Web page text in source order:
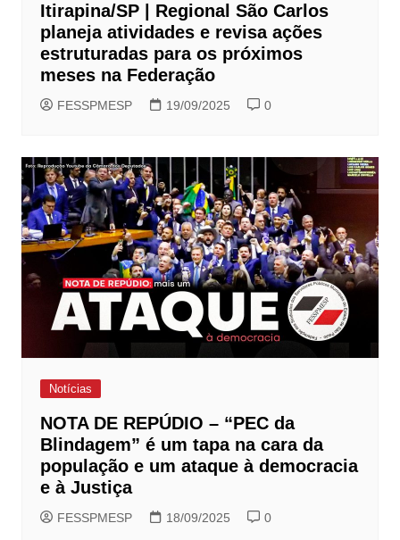
Itirapina/SP | Regional São Carlos
planeja atividades e revisa ações
estruturadas para os próximos
meses na Federação
FESSPMESP 19/09/2025 0
Notícias
NOTA DE REPÚDIO – “PEC da
Blindagem” é um tapa na cara da
população e um ataque à democracia
e à Justiça
FESSPMESP 18/09/2025 0